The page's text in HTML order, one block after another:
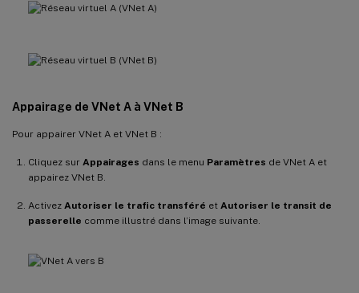
Appairage de VNet A à VNet B
Pour appairer VNet A et VNet B :
Cliquez sur Appairages dans le menu Paramètres de VNet A et
appairez VNet B.
Activez Autoriser le trafic transféré et Autoriser le transit de
passerelle comme illustré dans l’image suivante.